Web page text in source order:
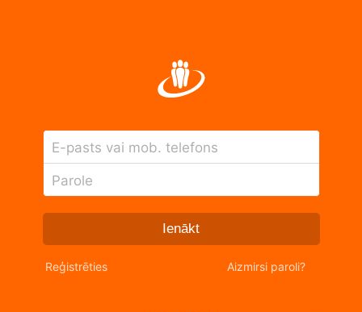
E-pasts vai mob. telefons
Parole
Ienākt
Reģistrēties Aizmirsi paroli?